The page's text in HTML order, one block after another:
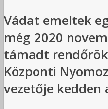
Vádat emeltek
még 2020
támadt
Központi
vezetője kedden